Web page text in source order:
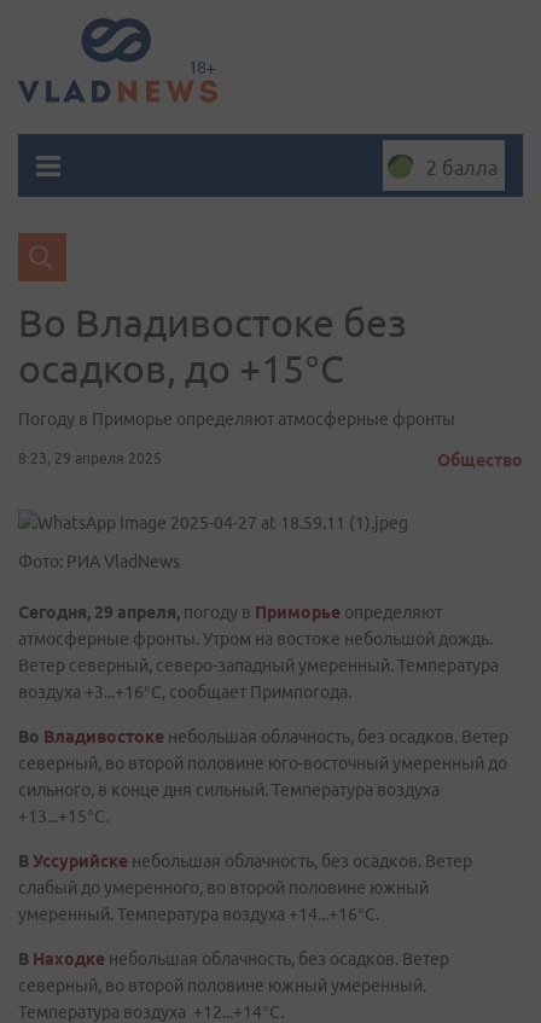
2 балла
Во Владивостоке без
осадков, до +15°C
Погоду в Приморье определяют атмосферные фронты
8:23, 29 апреля 2025 Общество
Фото: РИА VladNews
Сегодня, 29 апреля, погоду в Приморье определяют
атмосферные фронты. Утром на востоке небольшой дождь.
Ветер северный, северо-западный умеренный. Температура
воздуха +3...+16°C, сообщает Примпогода.
Во Владивостоке небольшая облачность, без осадков. Ветер
северный, во второй половине юго-восточный умеренный до
сильного, в конце дня сильный. Температура воздуха
+13...+15°C.
ВУссурийске небольшая облачность, без осадков. Ветер
слабый до умеренного, во второй половине южный
умеренный. Температура воздуха +14...+16°C.
В Находке небольшая облачность, без осадков. Ветер
северный, во второй половине южный умеренный.
Температура воздуха +12...+14°C.